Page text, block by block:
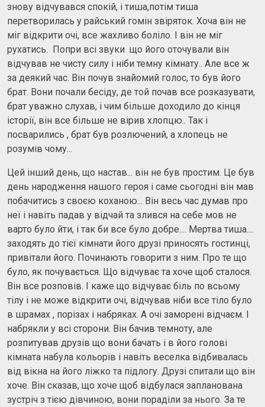
знову відчувався спокій, і тиша,потім тиша
перетворилась у райський гомін звіряток. Хоча він не
міг відкрити очі, все жахливо боліло. І він не міг
рухатись. Попри всі звуки що його оточували він
відчував не чисту силу і ніби темну кімнату.. Але все ж
за деякий час. Він почув знайомий голос, то був його
брат. Вони почали бесіду, де той почав все розказувати,
брат уважно слухав, і чим більше доходило до кінця
історії, він все більше не вірив хлопцю.. Так і
посварились , брат був розлючений, а хлопець не
розумів чому...
Цей інший день, що настав... він не був простим. Це був
день народження нашого героя і саме сьогодні він мав
побачитись з своєю коханою... Він весь час думав про
неї і навіть падав у відчай та злився на себе мов не
варто було йти, і так би все було добре.... Мертва тиша....
заходять до тієї кімнати його друзі приносять гостинці,
привітали його. Починають говорити з ним. Про те що
було, як почувається. Що відчуває та хоче щоб сталося.
Він все розповів. І каже що відчуває біль по всьому
тілу і не може відкрити очі, відчував ніби все тіло було
в шрамах , порізах і набряках. А очі заморені відчаєм. І
набрякли у всі сторони. Він бачив темноту, але
розпитував друзів що вони бачать і в його голові
кімната набула кольорів і навіть веселка відбивалась
від вікна на його ліжко та підлогу. Друзі спитали що він
хоче. Він сказав, що хоче щоб відбулася запланована
зустріч з тією дівчиною, вони пораділи за нього. За те